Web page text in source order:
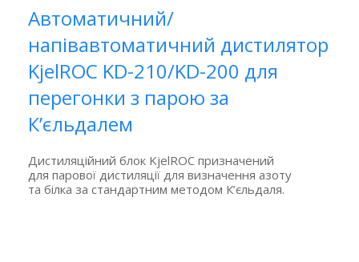
Автоматичний/
напівавтоматичний дистилятор
KjelROC KD-210/KD-200 для
перегонки з парою за
К’єльдалем
Дистиляційний блок KjelROC призначений
для парової дистиляції для визначення азоту
та білка за стандартним методом К’єльдаля.